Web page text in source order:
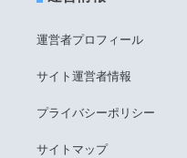
運営者プロフィール
サイト運営者情報
プライバシーポリシー
サイトマップ